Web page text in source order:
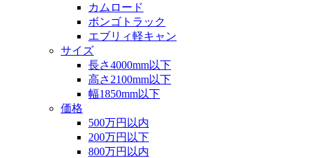
カムロード
ボンゴトラック
エブリィ軽キャン
サイズ
長さ4000mm以下
高さ2100mm以下
幅1850mm以下
価格
500万円以内
200万円以下
800万円以内